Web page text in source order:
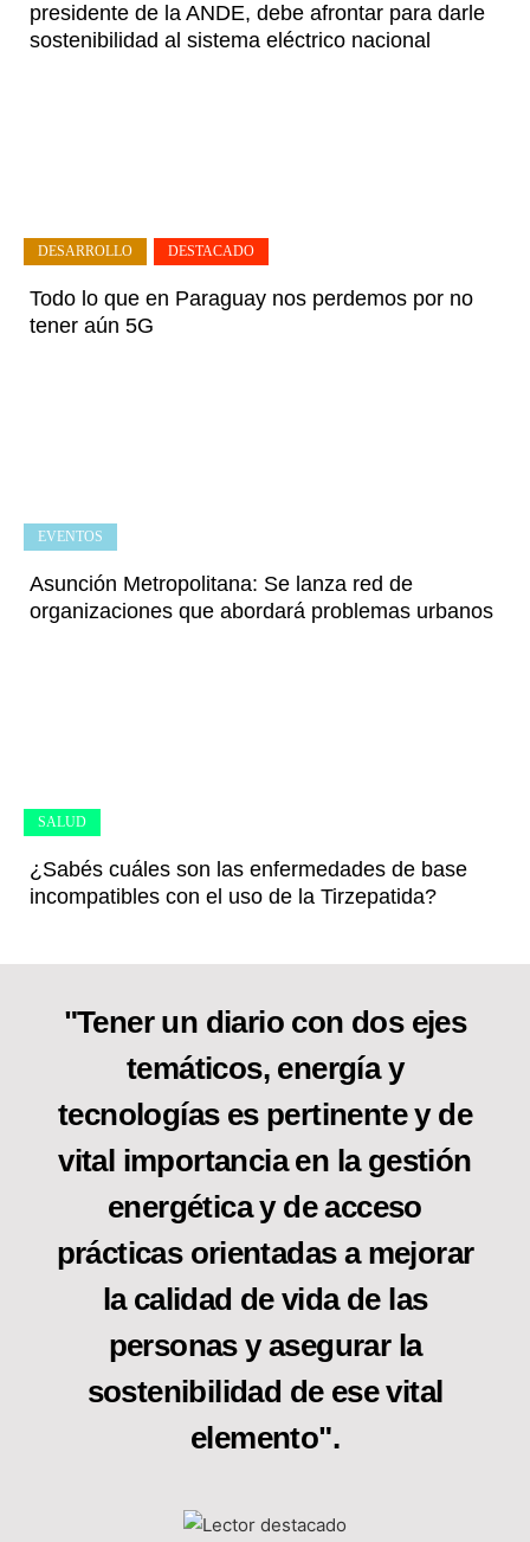
presidente de la ANDE, debe afrontar para darle
sostenibilidad al sistema eléctrico nacional
Todo lo que en Paraguay nos perdemos por no
tener aún 5G
DESARROLLO DESTACADO
Asunción Metropolitana: Se lanza red de
organizaciones que abordará problemas urbanos
EVENTOS
¿Sabés cuáles son las enfermedades de base
incompatibles con el uso de la Tirzepatida?
SALUD
"Tener un diario con dos ejes
temáticos, energía y
tecnologías es pertinente y de
vital importancia en la gestión
energética y de acceso
prácticas orientadas a mejorar
la calidad de vida de las
personas y asegurar la
sostenibilidad de ese vital
elemento".